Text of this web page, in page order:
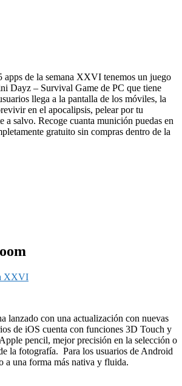
apps de la semana XXVI tenemos un juego
Dayz – Survival Game de PC que tiene
llega a la pantalla de los móviles, la
en el apocalipsis, pelear por tu
a salvo. Recoge cuanta munición puedas en
gratuito sin compras dentro de la
lanzado con una actualización con nuevas
de iOS cuenta con funciones 3D Touch y
pencil, mejor precisión en la selección o
la fotografía. Para los usuarios de Android
a una forma más nativa y fluida.